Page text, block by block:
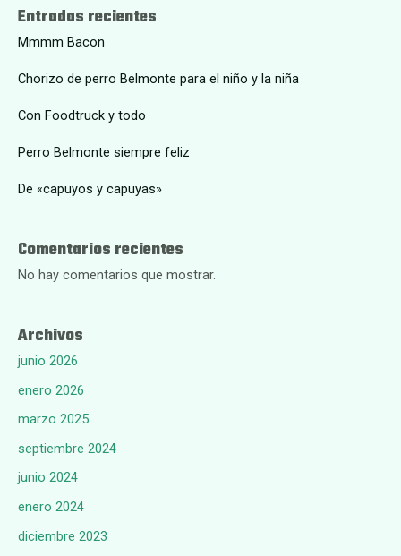
Entradas recientes
Mmmm Bacon
Chorizo de perro Belmonte para el niño y la niña
Con Foodtruck y todo
Perro Belmonte siempre feliz
De «capuyos y capuyas»
Comentarios recientes
No hay comentarios que mostrar.
Archivos
junio 2026
enero 2026
marzo 2025
septiembre 2024
junio 2024
enero 2024
diciembre 2023